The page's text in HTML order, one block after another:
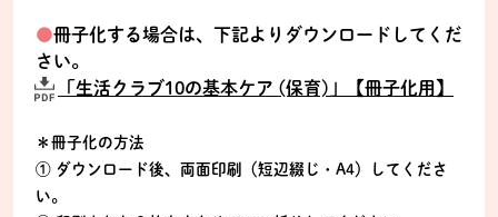
●冊子化する場合は、下記よりダウンロードしてくだ
さい。
「生活クラブ10の基本ケア (保育)」【冊子化用】
＊冊子化の方法
① ダウンロード後、両面印刷（短辺綴じ・A4）してくださ
い。